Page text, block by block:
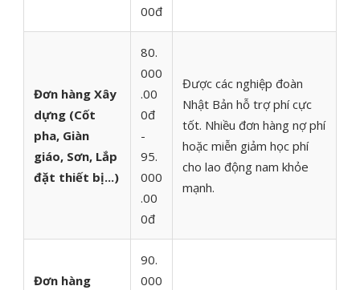
00đ
Đơn hàng Xây
dựng (Cốt
pha, Giàn
giáo, Sơn, Lắp
đặt thiết bị...)
80.
000
.00
0đ
-
95.
000
.00
0đ
Được các nghiệp đoàn
Nhật Bản hỗ trợ phí cực
tốt. Nhiều đơn hàng nợ phí
hoặc miễn giảm học phí
cho lao động nam khỏe
mạnh.
Đơn hàng
90.
000